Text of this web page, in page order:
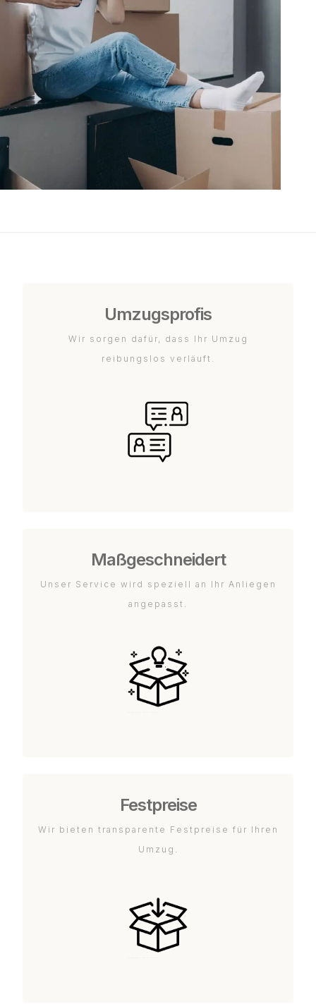
Umzugsprofis
Wir sorgen dafür, dass Ihr Umzug
reibungslos verläuft.
Maßgeschneidert
Unser Service wird speziell an Ihr Anliegen
angepasst.
Festpreise
Wir bieten transparente Festpreise für Ihren
Umzug.